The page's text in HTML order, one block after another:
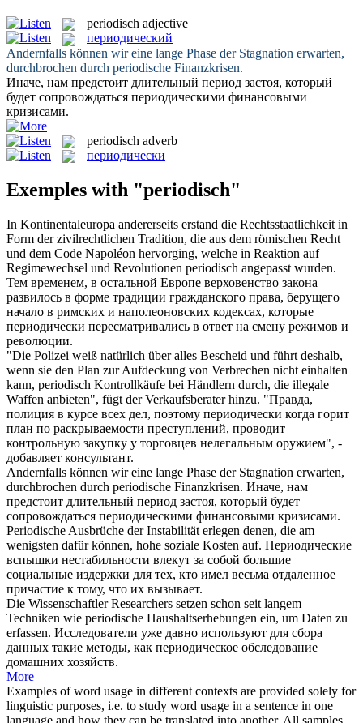
periodisch adjective
периодический
Andernfalls können wir eine lange Phase der Stagnation erwarten,
durchbrochen durch periodische Finanzkrisen.
Иначе, нам предстоит длительный период застоя, который
будет сопровождаться периодическими финансовыми
кризисами.
periodisch adverb
периодически
Exemples with "periodisch"
In Kontinentaleuropa andererseits erstand die Rechtsstaatlichkeit in
Form der zivilrechtlichen Tradition, die aus dem römischen Recht
und dem Code Napoléon hervorging, welche in Reaktion auf
Regimewechsel und Revolutionen periodisch angepasst wurden.
Тем временем, в остальной Европе верховенство закона
развилось в форме традиции гражданского права, берущего
начало в римских и наполеоновских кодексах, которые
периодически пересматривались в ответ на смену режимов и
революции.
"Die Polizei weiß natürlich über alles Bescheid und führt deshalb,
wenn sie den Plan zur Aufdeckung von Verbrechen nicht einhalten
kann, periodisch Kontrollkäufe bei Händlern durch, die illegale
Waffen anbieten", fügt der Verkaufsberater hinzu. "Правда,
полиция в курсе всех дел, поэтому периодически когда горит
план по раскрываемости преступлений, проводит
контрольную закупку у торговцев нелегальным оружием", -
добавляет консультант.
Andernfalls können wir eine lange Phase der Stagnation erwarten,
durchbrochen durch periodische Finanzkrisen. Иначе, нам
предстоит длительный период застоя, который будет
сопровождаться периодическими финансовыми кризисами.
Periodische Ausbrüche der Instabilität erlegen denen, die am
wenigsten dafür können, hohe soziale Kosten auf. Периодические
вспышки нестабильности влекут за собой большие
социальные издержки для тех, кто имел весьма отдаленное
причастие к тому, что их вызывает.
Die Wissenschaftler Researchers setzen schon seit langem
Techniken wie periodische Haushaltserhebungen ein, um Daten zu
erfassen. Исследователи уже давно используют для сбора
данных такие методы, как периодическое обследование
домашних хозяйств.
More
Examples of word usage in different contexts are provided solely for
linguistic purposes, i.e. to study word usage in a sentence in one
language and how they can be translated into another. All samples